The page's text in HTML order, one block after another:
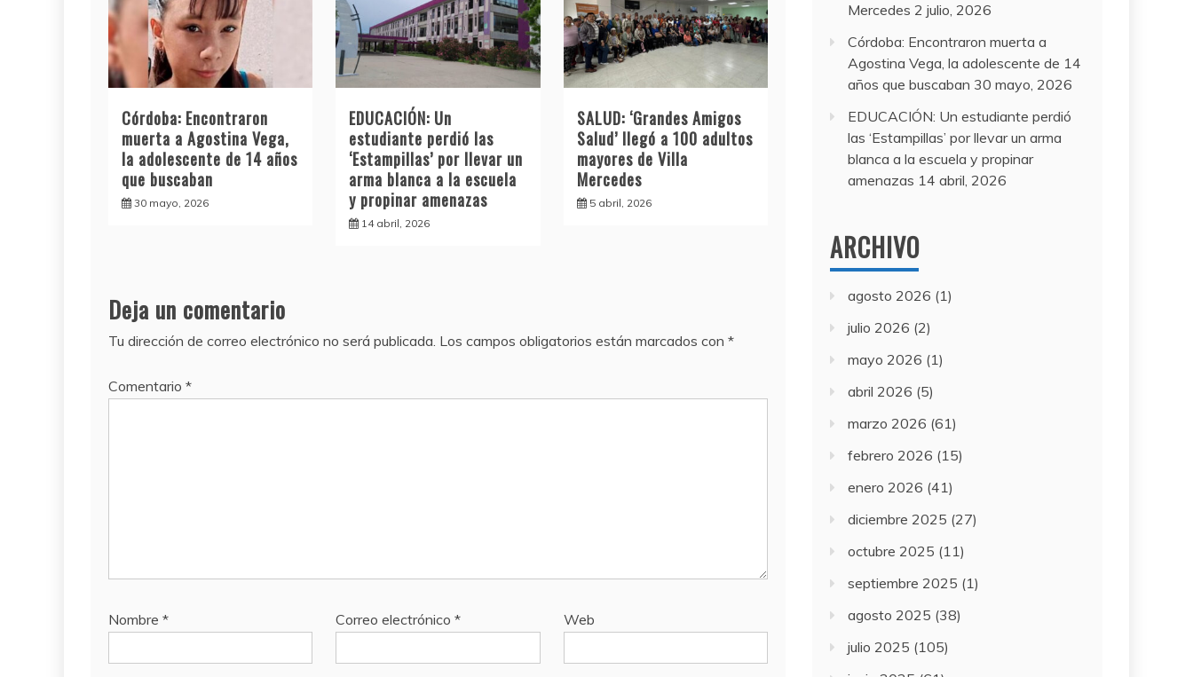
Córdoba: Encontraron
muerta a Agostina Vega,
la adolescente de 14 años
que buscaban
30 mayo, 2026
EDUCACIÓN: Un
estudiante perdió las
‘Estampillas’ por llevar un
arma blanca a la escuela
y propinar amenazas
14 abril, 2026
SALUD: ‘Grandes Amigos
Salud’ llegó a 100 adultos
mayores de Villa
Mercedes
5 abril, 2026
Deja un comentario
Tu dirección de correo electrónico no será publicada. Los campos obligatorios están marcados con *
Comentario *
Nombre * Correo electrónico* Web
Mercedes 2 julio, 2026
Córdoba: Encontraron muerta a
Agostina Vega, la adolescente de 14
años que buscaban 30 mayo, 2026
EDUCACIÓN: Un estudiante perdió
las ‘Estampillas’ por llevar un arma
blanca a la escuela y propinar
amenazas 14 abril, 2026
ARCHIVO
agosto 2026 (1)
julio 2026 (2)
mayo 2026 (1)
abril 2026 (5)
marzo 2026 (61)
febrero 2026 (15)
enero 2026 (41)
diciembre 2025 (27)
octubre 2025 (11)
septiembre 2025 (1)
agosto 2025 (38)
julio 2025 (105)